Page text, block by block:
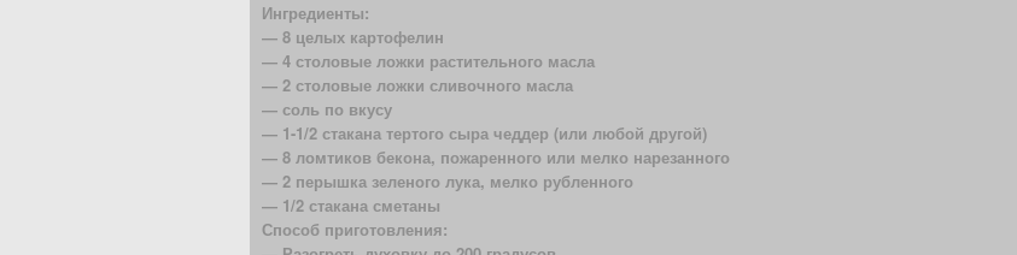
Ингредиенты:
— 8 целых картофелин
— 4 столовые ложки растительного масла
— 2 столовые ложки сливочного масла
— соль по вкусу
— 1-1/2 стакана тертого сыра чеддер (или любой другой)
— 8 ломтиков бекона, пожаренного или мелко нарезанного
— 2 перышка зеленого лука, мелко рубленного
— 1/2 стакана сметаны
Способ приготовления: